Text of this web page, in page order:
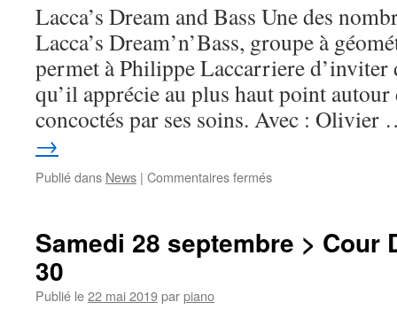
Lacca’s Dream and Bass Une des
Lacca’s Dream’n’Bass, groupe à
permet à Philippe Laccarriere d’inviter
qu’il apprécie au plus haut point
concoctés par ses soins. Avec :
→
Publié dans News | Commentaires ferméssur
>
Samedi 28 septembre > Cour
30
Publié le22 mai 2019parpiano